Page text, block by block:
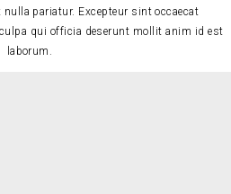
pariatur. Excepteur sint occaecat
qui officia deserunt mollit anim id est
laborum.